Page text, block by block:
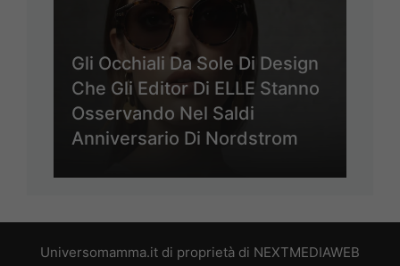
Gli Occhiali Da Sole Di Design
Che Gli Editor Di ELLE Stanno
Osservando Nel Saldi
Anniversario Di Nordstrom
Universomamma.it di proprietà di NEXTMEDIAWEB